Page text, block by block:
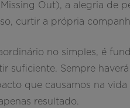
Out), a alegria de
curtir a própria
no simples, é
suficiente. Sempre
que causamos na
resultado.